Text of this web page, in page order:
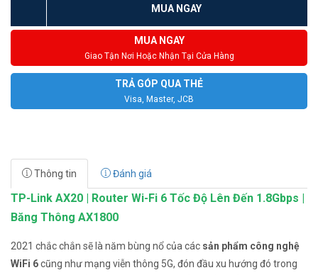
MUA NGAY
MUA NGAY
Giao Tận Nơi Hoặc Nhận Tại Cửa Hàng
TRẢ GÓP QUA THẺ
Visa, Master, JCB
Thông tin Đánh giá
TP-Link AX20 | Router Wi-Fi 6 Tốc Độ Lên Đến 1.8Gbps |
Băng Thông AX1800
2021 chắc chắn sẽ là năm bùng nổ của các sản phẩm công nghệ
WiFi 6cũng như mạng viễn thông 5G, đón đầu xu hướng đó trong